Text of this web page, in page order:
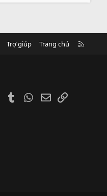
Trợ giúp Trang chủ
PinterestTumblrWhatsApp
EmailLink